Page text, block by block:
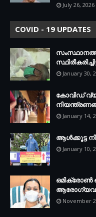
July 26, 2026
COVID - 19 UPDATES
January 30,
കോവിഡ്
January 14,
ആള്‍ക്കൂട്ട
January 10,
November